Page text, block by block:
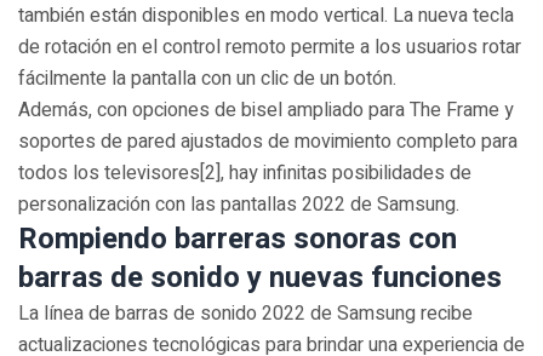
también están disponibles en modo vertical. La nueva tecla
de rotación en el control remoto permite a los usuarios rotar
fácilmente la pantalla con un clic de un botón.
Además, con opciones de bisel ampliado para The Frame y
soportes de pared ajustados de movimiento completo para
todos los televisores[2], hay infinitas posibilidades de
personalización con las pantallas 2022 de Samsung.
Rompiendo barreras sonoras con
barras de sonido y nuevas funciones
La línea de barras de sonido 2022 de Samsung recibe
actualizaciones tecnológicas para brindar una experiencia de